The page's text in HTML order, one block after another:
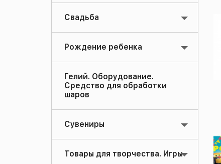
Свадьба
Рождение ребенка
Гелий. Оборудование.
Средство для обработки
шаров
Сувениры
Товары для творчества. Игры